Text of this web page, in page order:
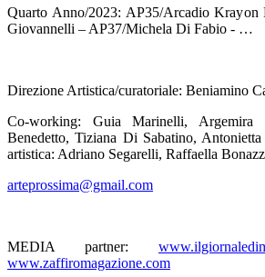
Quarto Anno/2023: AP35/Arcadio Krayon
Giovannelli – AP37/Michela Di Fabio - …
Direzione Artistica/curatoriale: Beniamino
Co-working: Guia Marinelli, Argemira
Benedetto, Tiziana Di Sabatino,
artistica: Adriano Segarelli, Raffaella
arteprossima@gmail.com
MEDIA partner:
www.zaffiromagazione.com